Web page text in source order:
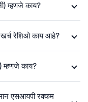
म्हणजे काय?
खर्च रेशिओ काय आहे?
म्हणजे काय?
एसआयपी रक्कम